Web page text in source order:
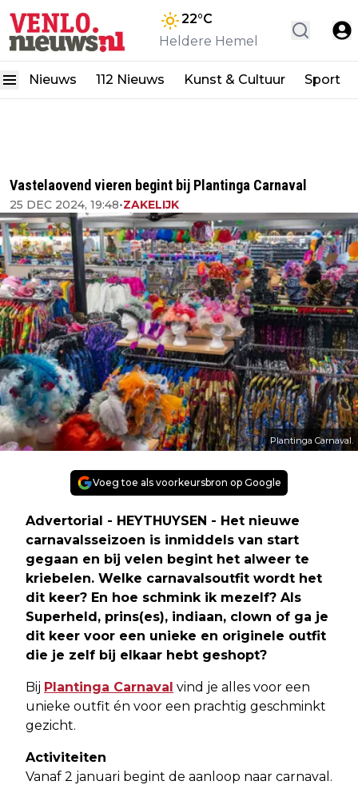
22°C
Heldere Hemel
Nieuws 112 Nieuws Kunst & Cultuur Sport
Vastelaovend vieren begint bij Plantinga Carnaval
25 DEC 2024, 19:48•ZAKELIJK
Plantinga Carnaval.
Voeg toe als voorkeursbron op Google
Advertorial - HEYTHUYSEN - Het nieuwe
carnavalsseizoen is inmiddels van start
gegaan en bij velen begint het alweer te
kriebelen. Welke carnavalsoutfit wordt het
dit keer? En hoe schmink ik mezelf? Als
Superheld, prins(es), indiaan, clown of ga je
dit keer voor een unieke en originele outfit
die je zelf bij elkaar hebt geshopt?
Bij Plantinga Carnaval vind je alles voor een
unieke outfit én voor een prachtig geschminkt
gezicht.
Activiteiten
Vanaf 2 januari begint de aanloop naar carnaval.